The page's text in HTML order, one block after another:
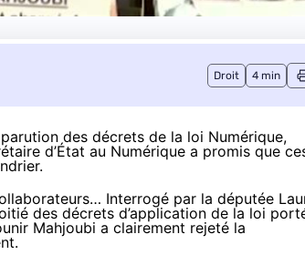
Droit 4 min
des décrets de la loi Numérique,
d’État au Numérique a promis que
Interrogé par la députée
des décrets d’application de la loi
Mahjoubi a clairement rejeté la